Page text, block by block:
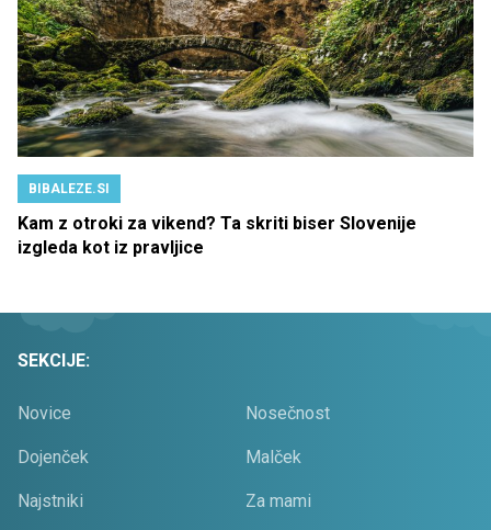
BIBALEZE.SI
Kam z otroki za vikend? Ta skriti biser Slovenije
izgleda kot iz pravljice
SEKCIJE:
Novice Nosečnost
Dojenček Malček
Najstniki Za mami